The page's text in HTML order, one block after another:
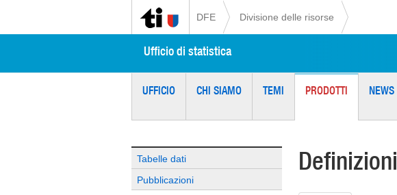
DFE Divisione delle risorse
Ufficio di statistica
UFFICIO CHI SIAMO TEMI PRODOTTI NEWS
Tabelle dati
Pubblicazioni
Definizioni